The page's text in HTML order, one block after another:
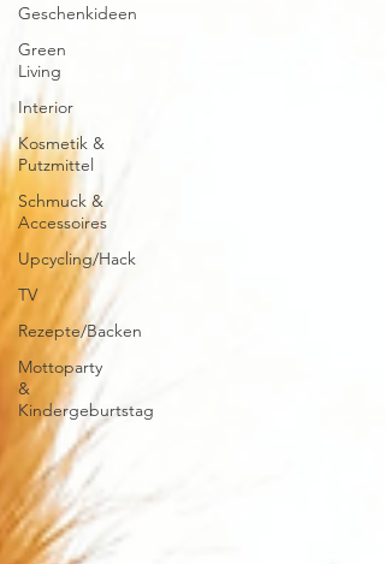
Geschenkideen
Green
Living
Interior
Kosmetik &
Putzmittel
Schmuck &
Accessoires
Upcycling/Hack
TV
Rezepte/Backen
Mottoparty
&
Kindergeburtstag